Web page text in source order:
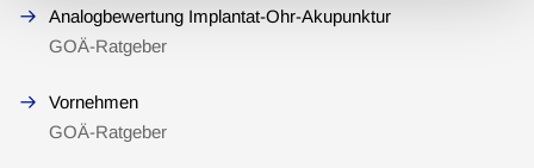
Analogbewertung Implantat-Ohr-Akupunktur
GOÄ-Ratgeber
Vornehmen
GOÄ-Ratgeber